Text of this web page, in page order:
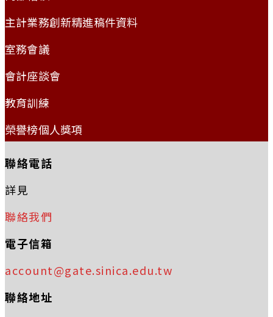
主計業務創新精進稿件資料
室務會議
會計座談會
教育訓練
榮譽榜個人獎項
聯絡電話
詳見
聯絡我們
電子信箱
account@gate.sinica.edu.tw
聯絡地址